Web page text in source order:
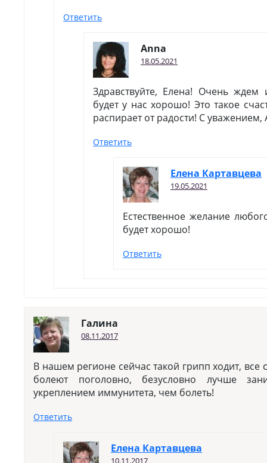
Ответить
Anna
18.05.2021
Здравствуйте, Елена! Очень ждем
будет у нас хорошо! Это такое
распирает от радости! С уважением,
Ответить
Елена Картавцева
19.05.2021
Естественное желание
будет хорошо!
Ответить
Галина
08.11.2017
В нашем регионе сейчас такой грипп ходит, все
болеют поголовно, безусловно лучше
укреплением иммунитета, чем болеть!
Ответить
Елена Картавцева
10.11.2017